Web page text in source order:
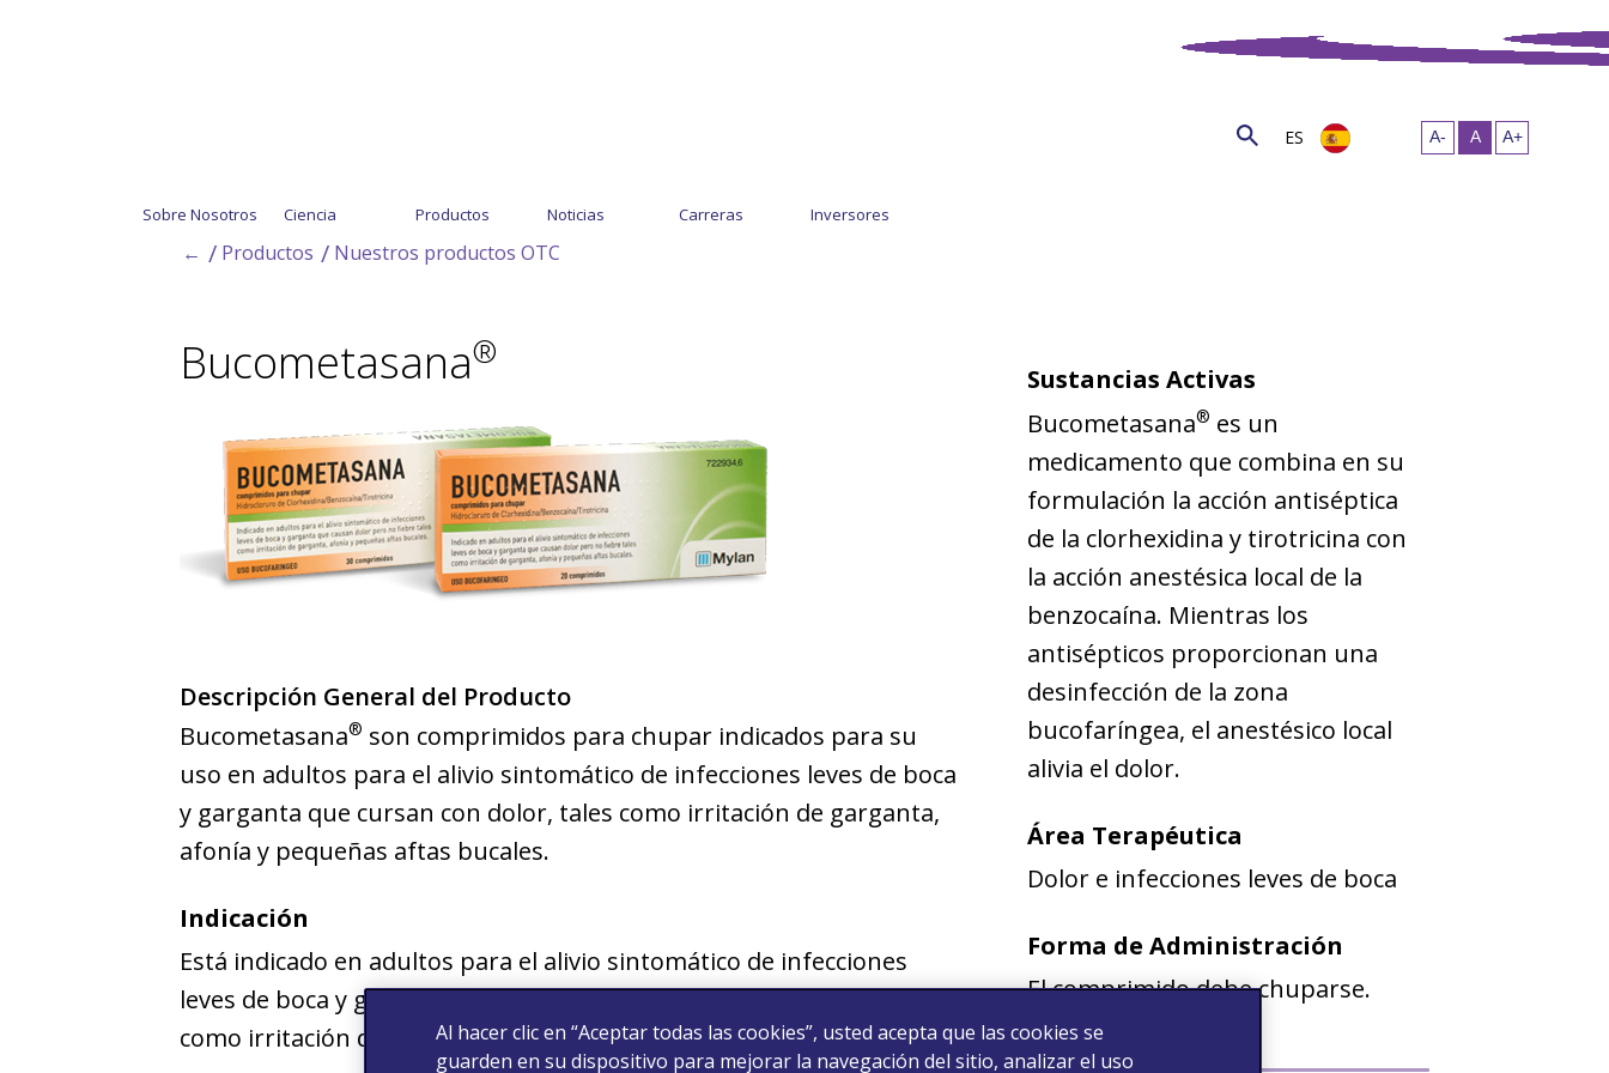
ES
Sobre Nosotros Ciencia Productos Noticias Carreras Inversores
← Productos Nuestros productos OTC
Bucometasana®
Descripción General del Producto
Bucometasana® son comprimidos para chupar indicados para su
uso en adultos para el alivio sintomático de infecciones leves de boca
y garganta que cursan con dolor, tales como irritación de garganta,
afonía y pequeñas aftas bucales.
Indicación
Está indicado en adultos para el alivio sintomático de infecciones
leves de boca y garganta que causan dolor pero no fiebre, tales
como irritación de la garganta, afonía y pequeñas aftas bucales
Sustancias Activas
Bucometasana® es un
medicamento que combina en su
formulación la acción antiséptica
de la clorhexidina y tirotricina con
la acción anestésica local de la
benzocaína. Mientras los
antisépticos proporcionan una
desinfección de la zona
bucofaríngea, el anestésico local
alivia el dolor.
Área Terapéutica
Dolor e infecciones leves de boca
Forma de Administración
El comprimido debe chuparse.
Al hacer clic en “Aceptar todas las cookies”, usted acepta que las cookies se
guarden en su dispositivo para mejorar la navegación del sitio, analizar el uso